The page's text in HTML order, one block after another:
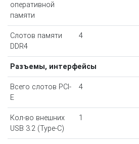
оперативной
памяти
Слотов памяти
DDR4
4
Разъемы, интерфейсы
Всего слотов PCI-
E
4
Кол-во внешних
USB 3.2 (Type-C)
1